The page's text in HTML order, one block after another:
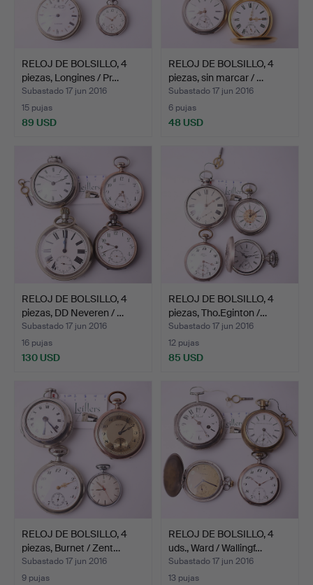
RELOJ DE BOLSILLO, 4
piezas, Longines / Pr…
Subastado 17 jun 2016
15 pujas
89 USD
RELOJ DE BOLSILLO, 4
piezas, sin marcar / …
Subastado 17 jun 2016
6 pujas
48 USD
RELOJ DE BOLSILLO, 4
piezas, DD Neveren / …
Subastado 17 jun 2016
16 pujas
130 USD
RELOJ DE BOLSILLO, 4
piezas, Tho.Eginton /…
Subastado 17 jun 2016
12 pujas
85 USD
RELOJ DE BOLSILLO, 4
piezas, Burnet / Zent…
Subastado 17 jun 2016
9 pujas
RELOJ DE BOLSILLO, 4
uds., Ward / Wallingf…
Subastado 17 jun 2016
13 pujas